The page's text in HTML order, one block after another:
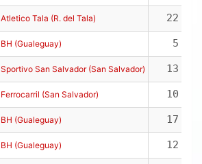
Atletico Tala (R. del Tala) 22
BH (Gualeguay) 5
Sportivo San Salvador (San Salvador) 13
Ferrocarril (San Salvador) 10
BH (Gualeguay) 17
BH (Gualeguay) 12